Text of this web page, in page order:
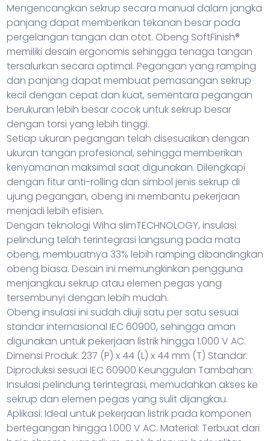
Mengencangkan sekrup secara manual dalam jangka
panjang dapat memberikan tekanan besar pada
pergelangan tangan dan otot. Obeng SoftFinish®
memiliki desain ergonomis sehingga tenaga tangan
tersalurkan secara optimal. Pegangan yang ramping
dan panjang dapat membuat pemasangan sekrup
kecil dengan cepat dan kuat, sementara pegangan
berukuran lebih besar cocok untuk sekrup besar
dengan torsi yang lebih tinggi.
Setiap ukuran pegangan telah disesuaikan dengan
ukuran tangan profesional, sehingga memberikan
kenyamanan maksimal saat digunakan. Dilengkapi
dengan fitur anti-rolling dan simbol jenis sekrup di
ujung pegangan, obeng ini membantu pekerjaan
menjadi lebih efisien.
Dengan teknologi Wiha slimTECHNOLOGY, insulasi
pelindung telah terintegrasi langsung pada mata
obeng, membuatnya 33% lebih ramping dibandingkan
obeng biasa. Desain ini memungkinkan pengguna
menjangkau sekrup atau elemen pegas yang
tersembunyi dengan lebih mudah.
Obeng insulasi ini sudah diuji satu per satu sesuai
standar internasional IEC 60900, sehingga aman
digunakan untuk pekerjaan listrik hingga 1.000 V AC.
Dimensi Produk: 237 (P) x 44 (L) x 44 mm (T) Standar:
Diproduksi sesuai IEC 60900 Keunggulan Tambahan:
Insulasi pelindung terintegrasi, memudahkan akses ke
sekrup dan elemen pegas yang sulit dijangkau.
Aplikasi: Ideal untuk pekerjaan listrik pada komponen
bertegangan hingga 1.000 V AC. Material: Terbuat dari